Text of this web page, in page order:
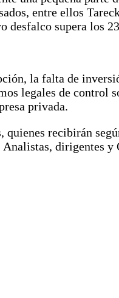
entre ellos
desfalco supera los
la falta de
legales de control
privada.
quienes recibirán
dirigentes